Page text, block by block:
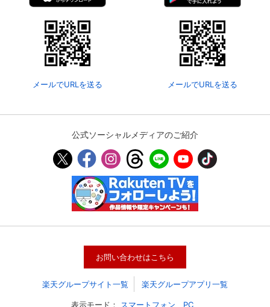
メールでURLを送る メールでURLを送る
公式ソーシャルメディアのご紹介
お問い合わせはこちら
楽天グループサイト一覧 楽天グループアプリ一覧
表示モード： スマートフォン PC